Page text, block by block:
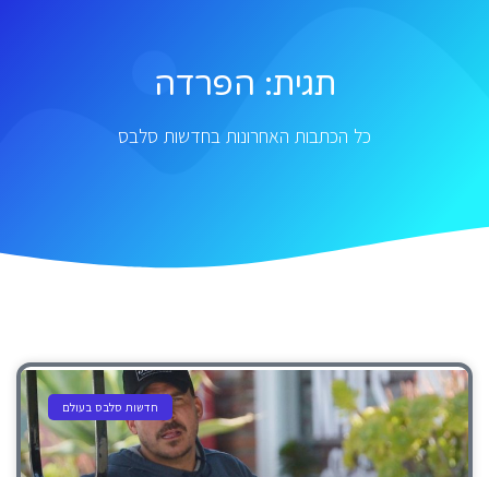
תגית: הפרדה
כל הכתבות האחרונות בחדשות סלבס
חדשות סלבס בעולם